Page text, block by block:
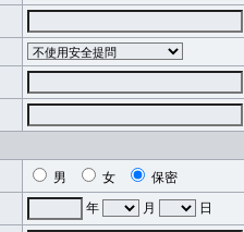
男 女
保密
年 月 日